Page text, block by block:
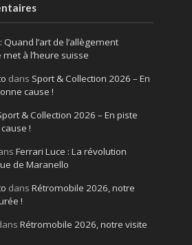
Quand l’art de l’allègement
à l’heure suisse
dans Sport & Collection 2026 – En
cause !
& Collection 2026 – En piste
!
Ferrari Luce : La révolution
de Maranello
dans Rétromobile 2026, notre
!
Rétromobile 2026, notre visite